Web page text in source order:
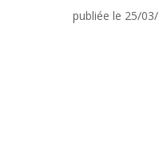
publiée le 25/03/